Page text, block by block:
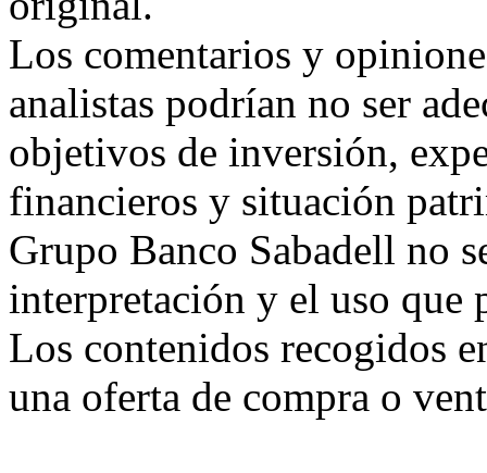
Los comentarios y
analistas podrían no ser
objetivos de inversión,
financieros y situación
Grupo Banco Sabadell no
interpretación y el uso que
Los contenidos recogidos
una oferta de compra o